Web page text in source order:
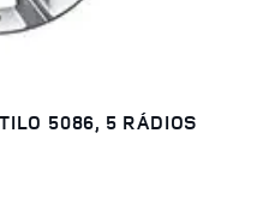
5086, 5 RÁDIOS